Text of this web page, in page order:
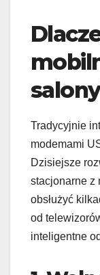
Tradycyjnie
modemami
Dzisiejsze
stacjonarne z
obsłużyć
od
inteligentne